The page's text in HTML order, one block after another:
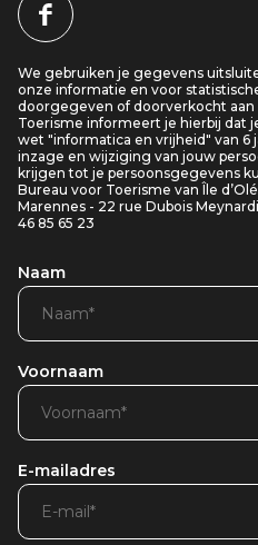
We gebruiken je gegevens
onze informatie en voor
doorgegeven of doorverkocht
Toerisme informeert je hierbij dat
wet "informatica en vrijheid" van 6
inzage en wijziging van jouw
krijgen tot je persoonsgegevens
Bureau voor Toerisme van Île
Marennes - 22 rue Dubois
46 85 65 23
Naam
Voornaam
E-mailadres